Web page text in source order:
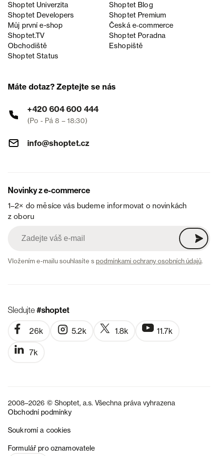
Shoptet Univerzita
Shoptet Blog
Shoptet Developers
Shoptet Premium
Můj první e-shop
Česká e‑commerce
Shoptet.TV
Shoptet Poradna
Obchodiště
Eshopiště
Shoptet Status
Máte dotaz? Zeptejte se nás
+420 604 600 444
(Po - Pá 8 – 18:30)
info@shoptet.cz
Novinky z e-commerce
1–2× do měsíce vás budeme informovat o novinkách
z oboru
Vložením e-mailu souhlasíte spodmínkami ochrany osobních údajů.
Sledujte#shoptet
26k 5.2k 1.8k 11.7k
7k
2008–2026 © Shoptet, a.s. Všechna práva vyhrazena
Obchodní podmínky
Soukromí a cookies
Formulář pro oznamovatele